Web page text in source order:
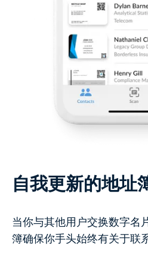
自我更新的地址
当你与其他用户交换数字名
簿确保你手头始终有关于联